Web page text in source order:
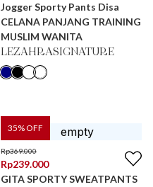
Jogger Sporty Pants Disa
CELANA PANJANG TRAINING
MUSLIM WANITA
LEZAHRASIGNATURE
35% OFF
Rp369.000
Rp239.000
GITA SPORTY SWEATPANTS